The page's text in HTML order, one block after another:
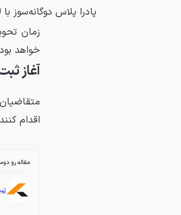
پادرا پلاس دوگانه‌سوز
خواهد
آغاز
اقدام
مقاله رو